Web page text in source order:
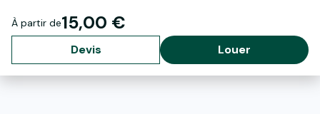
À partir de15,00 €
Devis Louer